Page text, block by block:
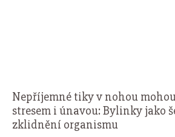
Nepříjemné tiky v nohou
stresem i únavou: Bylinky jako
zklidnění organismu